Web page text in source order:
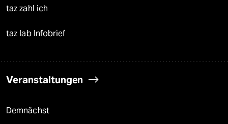
taz zahl ich
taz lab Infobrief
Veranstaltungen
Demnächst